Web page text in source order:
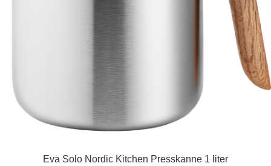
Eva Solo Nordic Kitchen Presskanne 1 liter